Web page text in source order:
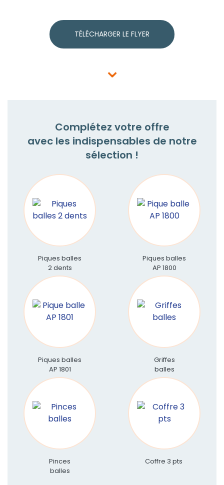
TÉLÉCHARGER LE FLYER
⌄
Complétez votre offre
avec les indispensables de notre
sélection !
Piques balles
2 dents
Piques balles
AP 1800
Piques balles
AP 1801
Griffes
balles
Pinces
balles
Coffre 3 pts